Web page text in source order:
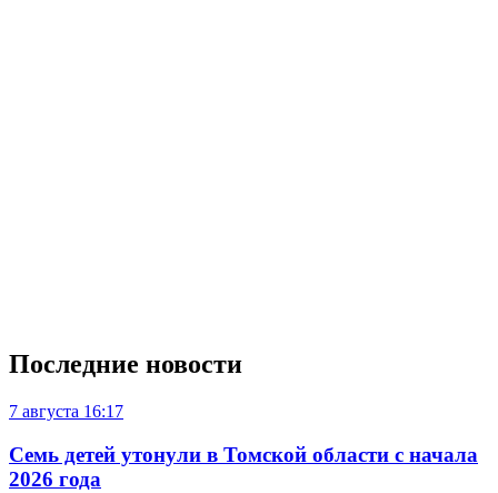
Последние новости
7 августа 16:17
Семь детей утонули в Томской области с начала
2026 года